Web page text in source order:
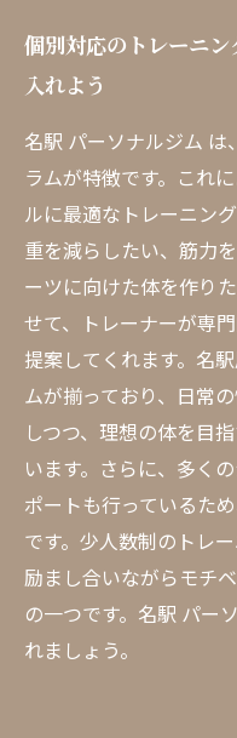
個別対応のトレーニ
入れよう
名駅 パーソナルジム
ラムが特徴です。これ
ルに最適なトレーニン
重を減らしたい、筋力
ーツに向けた体を作り
せて、トレーナーが専
提案してくれます。名
ムが揃っており、日常
しつつ、理想の体を目
います。さらに、多く
ポートも行っているた
です。少人数制のトレ
励まし合いながらモチ
の一つです。名駅 パー
れましょう。